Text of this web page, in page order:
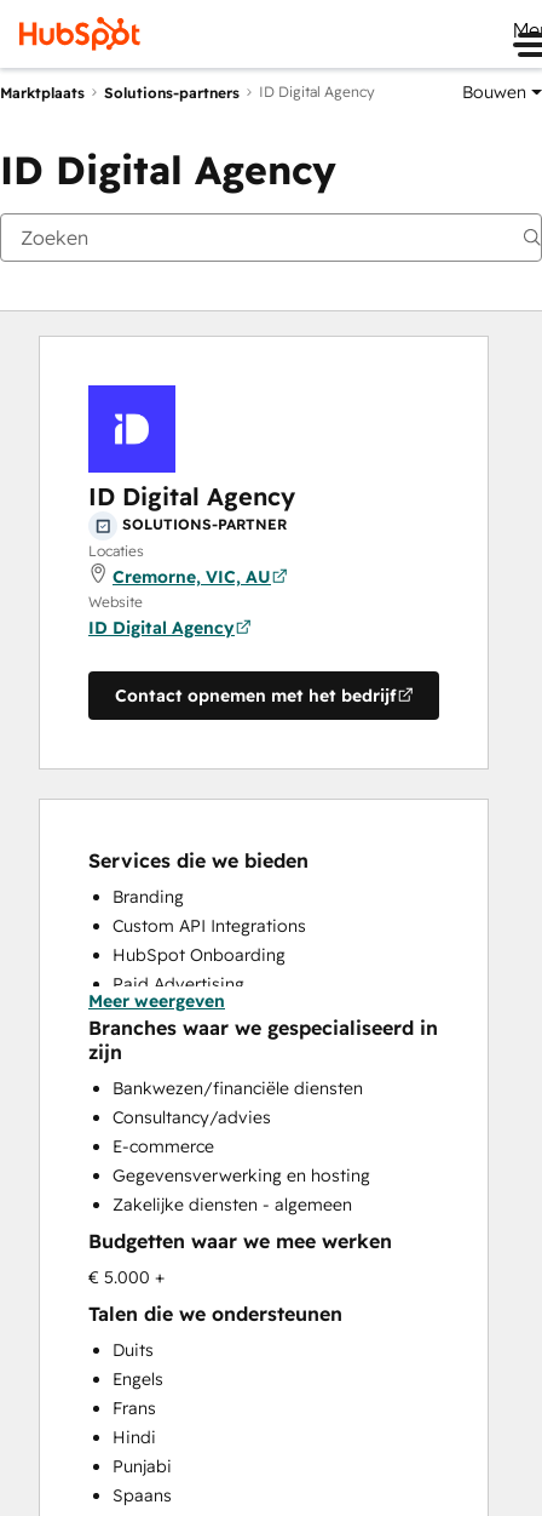
Marktplaats Solutions-partners ID Digital Agency Bouwen
ID Digital Agency
ID Digital Agency
SOLUTIONS-PARTNER
Locaties
Cremorne, VIC, AU
Website
ID Digital Agency
Contact opnemen met het bedrijf
Services die we bieden
Branding
Custom API Integrations
HubSpot Onboarding
Paid Advertising
Search Engine Optimization
Social Media
Website Development
Website Migration
Meer weergeven
Branches waar we gespecialiseerd in
zijn
Bankwezen/financiële diensten
Consultancy/advies
E-commerce
Gegevensverwerking en hosting
Zakelijke diensten - algemeen
Budgetten waar we mee werken
€ 5.000 +
Talen die we ondersteunen
Duits
Engels
Frans
Hindi
Punjabi
Spaans